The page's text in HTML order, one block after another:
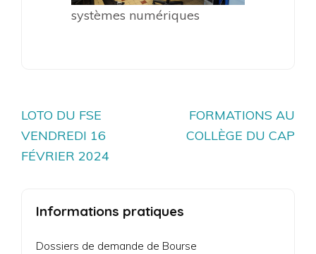
systèmes numériques
Navigation
de
l’article
LOTO DU FSE
VENDREDI 16
FÉVRIER 2024
FORMATIONS AU
COLLÈGE DU CAP
Informations pratiques
Dossiers de demande de Bourse